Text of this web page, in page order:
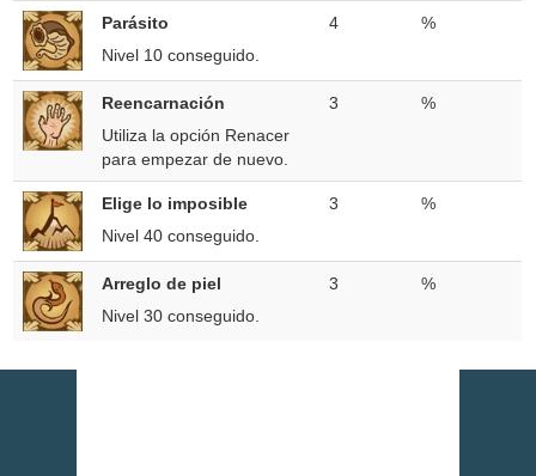
Parásito
Nivel 10 conseguido.
4 %
Reencarnación
Utiliza la opción Renacer
para empezar de nuevo.
3 %
Elige lo imposible
Nivel 40 conseguido.
3 %
Arreglo de piel
Nivel 30 conseguido.
3 %